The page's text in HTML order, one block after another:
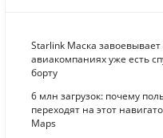
Starlink Маска
авиакомпаниях уже есть
борту
6 млн загрузок: почему
переходят на этот
Maps